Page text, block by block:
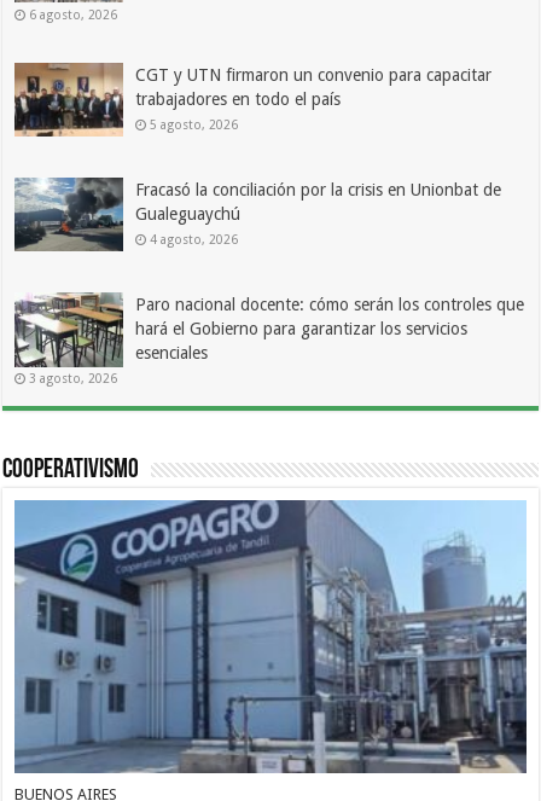
6 agosto, 2026
CGT y UTN firmaron un convenio para capacitar
trabajadores en todo el país
5 agosto, 2026
Fracasó la conciliación por la crisis en Unionbat de
Gualeguaychú
4 agosto, 2026
Paro nacional docente: cómo serán los controles que
hará el Gobierno para garantizar los servicios
esenciales
3 agosto, 2026
Cooperativismo
BUENOS AIRES